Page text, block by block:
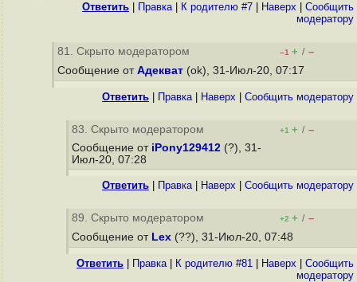
Ответить Правка| К родителю #7 Наверх
Cообщить
модератору
81. Скрыто модератором –1 + / –
Сообщение от Адекват (ok), 31-Июл-20, 07:17
Ответить Правка| Наверх Cообщить модератору
83. Скрыто модератором +1 + / –
Сообщение от iPony129412 (?), 31-
Июл-20, 07:28
Ответить Правка| Наверх Cообщить модератору
89. Скрыто модератором +2 + / –
Сообщение от Lex (??), 31-Июл-20, 07:48
Ответить Правка| К родителю #81 Наверх
Cообщить
модератору